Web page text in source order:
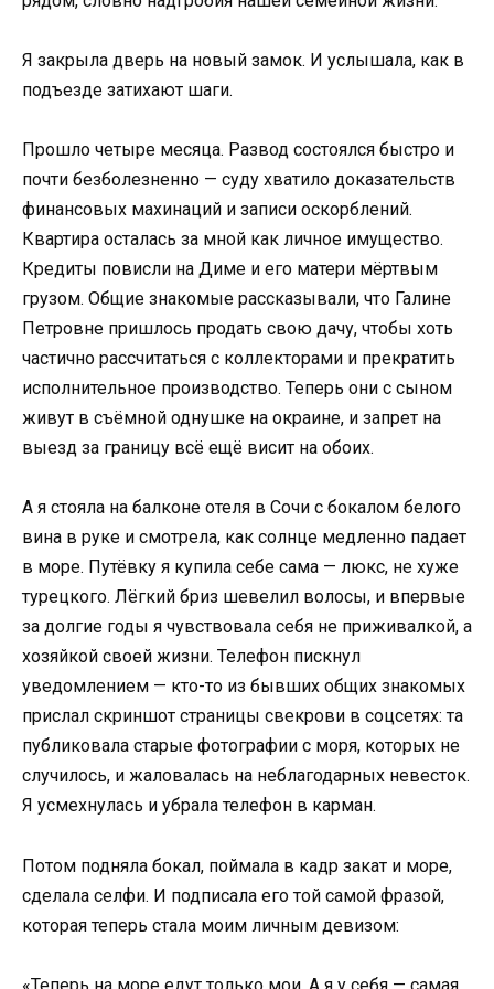
Я закрыла дверь на новый замок. И услышала, как в
подъезде затихают шаги.
Прошло четыре месяца. Развод состоялся быстро и
почти безболезненно — суду хватило доказательств
финансовых махинаций и записи оскорблений.
Квартира осталась за мной как личное имущество.
Кредиты повисли на Диме и его матери мёртвым
грузом. Общие знакомые рассказывали, что Галине
Петровне пришлось продать свою дачу, чтобы хоть
частично рассчитаться с коллекторами и прекратить
исполнительное производство. Теперь они с сыном
живут в съёмной однушке на окраине, и запрет на
выезд за границу всё ещё висит на обоих.
А я стояла на балконе отеля в Сочи с бокалом белого
вина в руке и смотрела, как солнце медленно падает
в море. Путёвку я купила себе сама — люкс, не хуже
турецкого. Лёгкий бриз шевелил волосы, и впервые
за долгие годы я чувствовала себя не приживалкой, а
хозяйкой своей жизни. Телефон пискнул
уведомлением — кто-то из бывших общих знакомых
прислал скриншот страницы свекрови в соцсетях: та
публиковала старые фотографии с моря, которых не
случилось, и жаловалась на неблагодарных невесток.
Я усмехнулась и убрала телефон в карман.
Потом подняла бокал, поймала в кадр закат и море,
сделала селфи. И подписала его той самой фразой,
которая теперь стала моим личным девизом:
«Теперь на море едут только мои. А я у себя — самая